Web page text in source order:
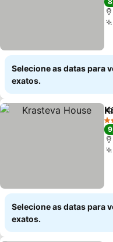
Selecione as datas para
exatos.
2
Selecione as datas para
exatos.